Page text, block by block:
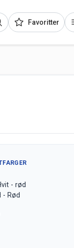
Favoritter
- rød
- Rød